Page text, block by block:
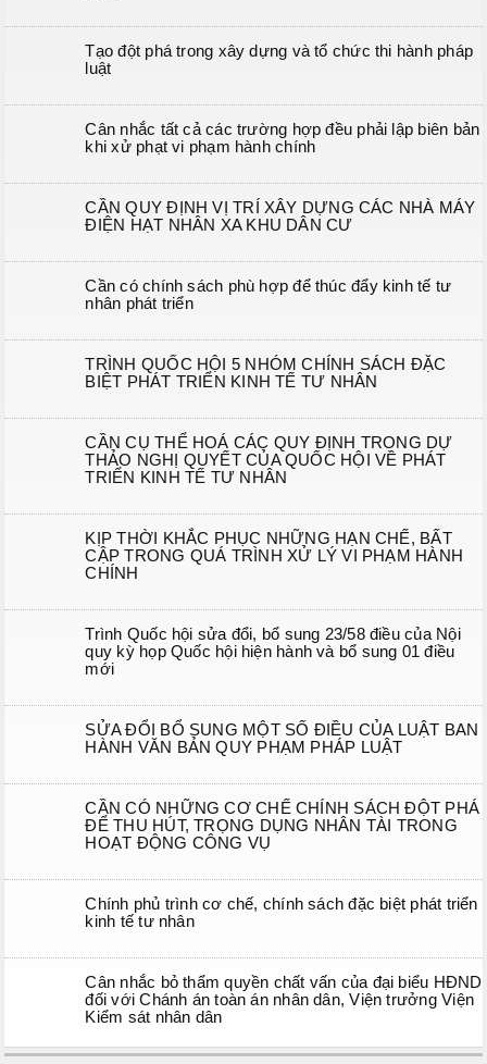
Tạo đột phá trong xây dựng và tổ chức thi hành pháp
luật
Cân nhắc tất cả các trường hợp đều phải lập biên bản
khi xử phạt vi phạm hành chính
CẦN QUY ĐỊNH VỊ TRÍ XÂY DỰNG CÁC NHÀ MÁY
ĐIỆN HẠT NHÂN XA KHU DÂN CƯ
Cần có chính sách phù hợp để thúc đẩy kinh tế tư
nhân phát triển
TRÌNH QUỐC HỘI 5 NHÓM CHÍNH SÁCH ĐẶC
BIỆT PHÁT TRIỂN KINH TẾ TƯ NHÂN
CẦN CỤ THỂ HOÁ CÁC QUY ĐỊNH TRONG DỰ
THẢO NGHỊ QUYẾT CỦA QUỐC HỘI VỀ PHÁT
TRIỂN KINH TẾ TƯ NHÂN
KỊP THỜI KHẮC PHỤC NHỮNG HẠN CHẾ, BẤT
CẬP TRONG QUÁ TRÌNH XỬ LÝ VI PHẠM HÀNH
CHÍNH
Trình Quốc hội sửa đổi, bổ sung 23/58 điều của Nội
quy kỳ họp Quốc hội hiện hành và bổ sung 01 điều
mới
SỬA ĐỔI BỔ SUNG MỘT SỐ ĐIỀU CỦA LUẬT BAN
HÀNH VĂN BẢN QUY PHẠM PHÁP LUẬT
CẦN CÓ NHỮNG CƠ CHẾ CHÍNH SÁCH ĐỘT PHÁ
ĐỂ THU HÚT, TRỌNG DỤNG NHÂN TÀI TRONG
HOẠT ĐỘNG CÔNG VỤ
Chính phủ trình cơ chế, chính sách đặc biệt phát triển
kinh tế tư nhân
Cân nhắc bỏ thẩm quyền chất vấn của đại biểu HĐND
đối với Chánh án toàn án nhân dân, Viện trưởng Viện
Kiểm sát nhân dân